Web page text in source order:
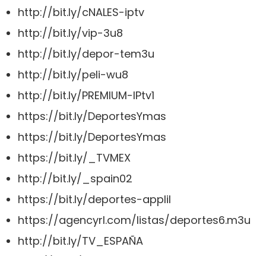
http://bit.ly/cNALES-iptv
http://bit.ly/vip-3u8
http://bit.ly/depor-tem3u
http://bit.ly/peli-wu8
http://bit.ly/PREMIUM-IPtv1
https://bit.ly/DeportesYmas
https://bit.ly/DeportesYmas
https://bit.ly/_TVMEX
http://bit.ly/_spain02
https://bit.ly/deportes-applil
https://agencyrl.com/listas/deportes6.m3u
http://bit.ly/TV_ESPAÑA